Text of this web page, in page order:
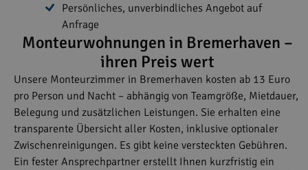
Persönliches, unverbindliches Angebot auf
Anfrage
Monteurwohnungen in Bremerhaven –
ihren Preis wert
Unsere Monteurzimmer in Bremerhaven kosten ab 13 Euro
pro Person und Nacht – abhängig von Teamgröße, Mietdauer,
Belegung und zusätzlichen Leistungen. Sie erhalten eine
transparente Übersicht aller Kosten, inklusive optionaler
Zwischenreinigungen. Es gibt keine versteckten Gebühren.
Ein fester Ansprechpartner erstellt Ihnen kurzfristig ein